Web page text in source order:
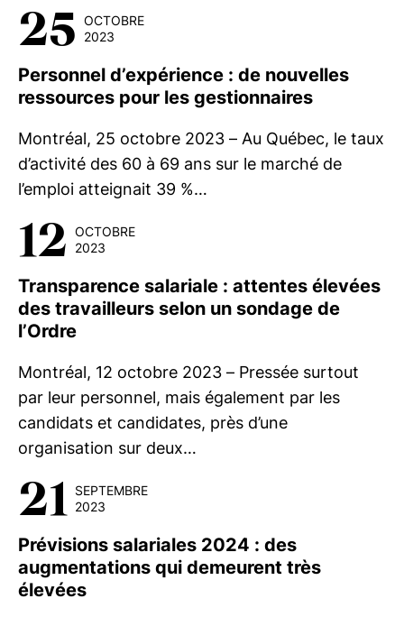
25 OCTOBRE
2023
Personnel d’expérience : de nouvelles
ressources pour les gestionnaires
Montréal, 25 octobre 2023 – Au Québec, le taux
d’activité des 60 à 69 ans sur le marché de
l’emploi atteignait 39 %…
12 OCTOBRE
2023
Transparence salariale : attentes élevées
des travailleurs selon un sondage de
l’Ordre
Montréal, 12 octobre 2023 – Pressée surtout
par leur personnel, mais également par les
candidats et candidates, près d’une
organisation sur deux…
21
SEPTEMBRE
2023
Prévisions salariales 2024 : des
augmentations qui demeurent très
élevées